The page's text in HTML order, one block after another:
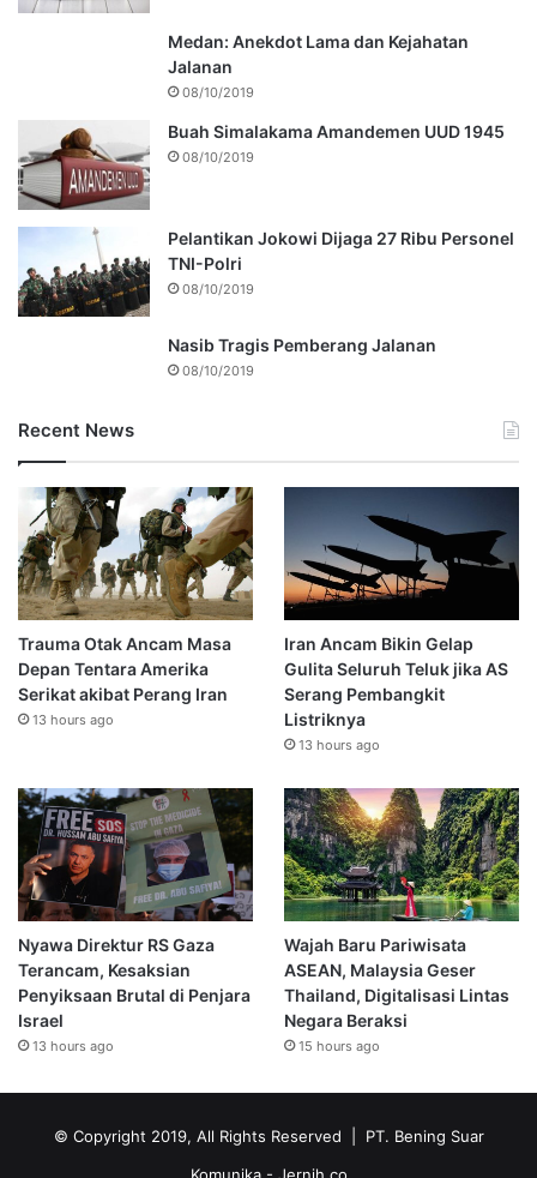
Medan: Anekdot Lama dan Kejahatan
Jalanan
08/10/2019
Buah Simalakama Amandemen UUD 1945
08/10/2019
Pelantikan Jokowi Dijaga 27 Ribu Personel
TNI-Polri
08/10/2019
Nasib Tragis Pemberang Jalanan
08/10/2019
Recent News
Trauma Otak Ancam Masa
Depan Tentara Amerika
Serikat akibat Perang Iran
13 hours ago
Iran Ancam Bikin Gelap
Gulita Seluruh Teluk jika AS
Serang Pembangkit
Listriknya
13 hours ago
Nyawa Direktur RS Gaza
Terancam, Kesaksian
Penyiksaan Brutal di Penjara
Israel
13 hours ago
Wajah Baru Pariwisata
ASEAN, Malaysia Geser
Thailand, Digitalisasi Lintas
Negara Beraksi
15 hours ago
© Copyright 2019, All Rights Reserved | PT. Bening Suar